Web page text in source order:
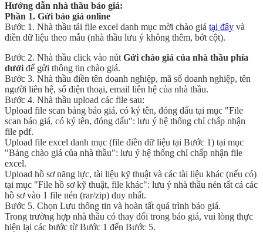
Hướng dẫn nhà thầu báo giá:
Phần 1. Gửi báo giá online
Bước 1. Nhà thầu tải file excel danh mục mời chào giá tại đây và
điền dữ liệu theo mẫu (nhà thầu lưu ý không thêm, bớt cột).
Bước 2. Nhà thầu click vào nútGửi chào giá của nhà thầu phía
dướiđể gửi thông tin chào giá.
Bước 3. Nhà thầu điền tên doanh nghiệp, mã số doanh nghiệp, tên
người liên hệ, số điện thoại, email liên hệ của nhà thầu.
Bước 4. Nhà thầu upload các file sau:
Upload file scan bảng báo giá, có ký tên, đóng dấu tại mục "File
scan báo giá, có ký tên, đóng dấu": lưu ý hệ thống chỉ chấp nhận
file pdf.
Upload file excel danh mục (file điền dữ liệu tại Bước 1) tại mục
"Bảng chào giá của nhà thầu": lưu ý hệ thống chỉ chấp nhận file
excel.
Upload hồ sơ năng lực, tài liệu kỹ thuật và các tài liệu khác (nếu có)
tại mục "File hồ sơ kỹ thuật, file khác": lưu ý nhà thầu nén tất cả các
hồ sơ vào 1 file nén (rar/zip) duy nhất.
Bước 5. Chọn Lưu thông tin và hoàn tất quá trình báo giá.
Trong trường hợp nhà thầu có thay đổi trong báo giá, vui lòng thực
hiện lại các bước từ Bước 1 đến Bước 5.